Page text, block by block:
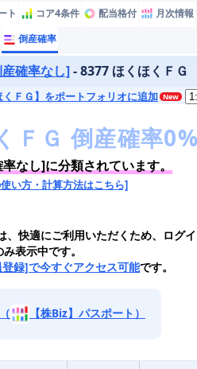
ト コア4条件 配当格付
月次情報
倒産確率
確率なし]- 8377 ほくほくＦＧ
くＦＧ】をポートフォリオに追加
なし]に分類されています。
い方・計算方法はこちら]
、快適にご利用いただくため、ログ
表示中です。
録]で今すぐアクセス可能です。
【株Biz】パスポート）